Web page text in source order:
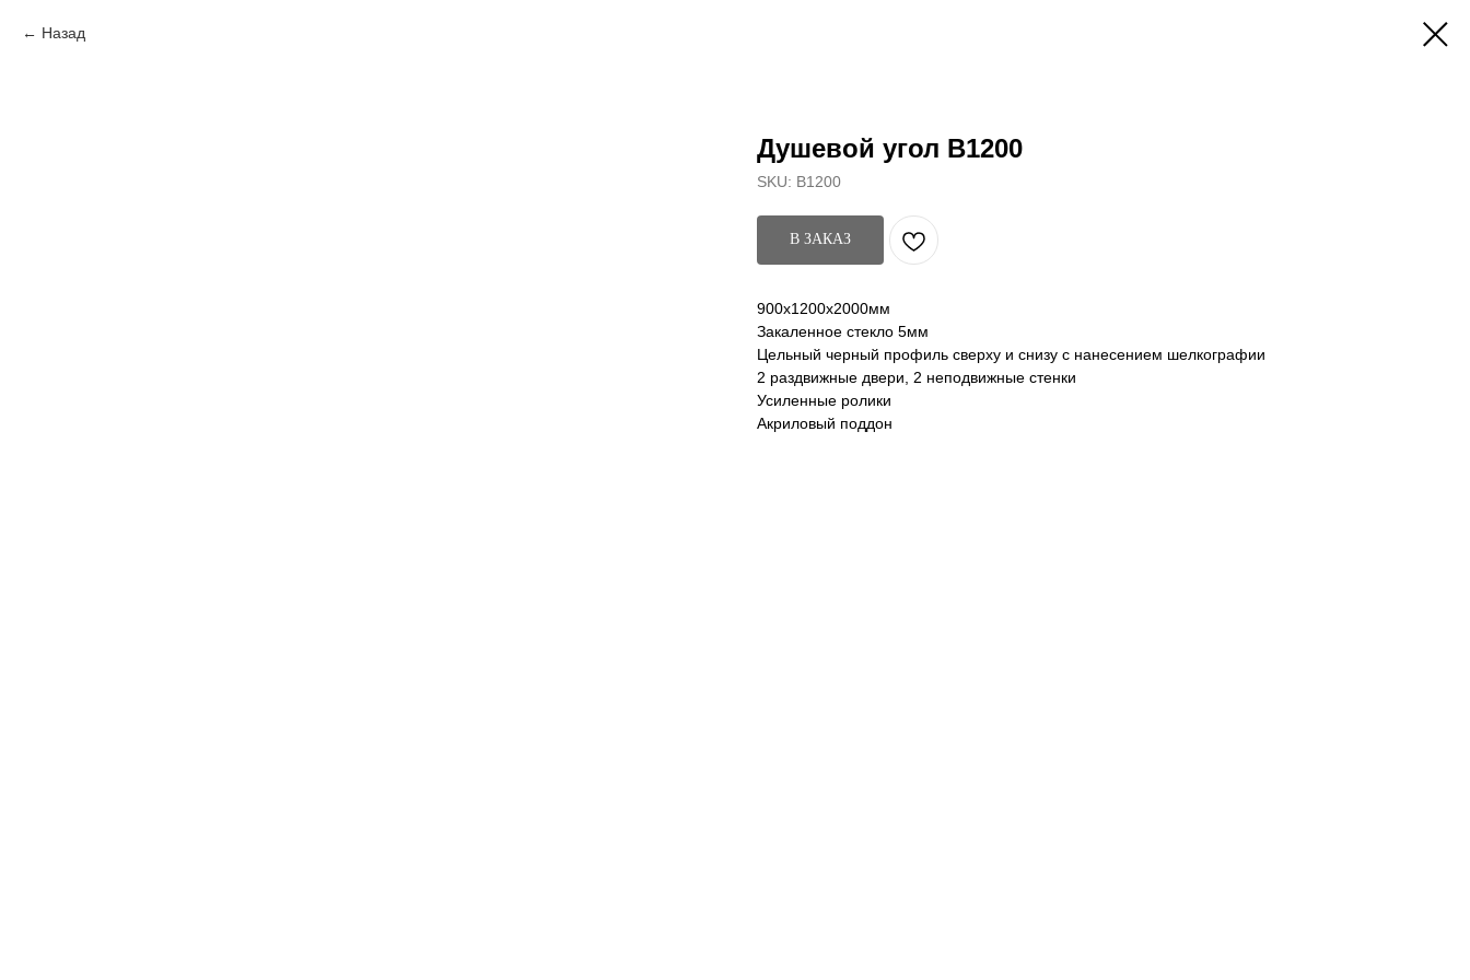
Назад
Душевой угол B1200
SKU: B1200
В ЗАКАЗ
900х1200х2000мм
Закаленное стекло 5мм
Цельный черный профиль сверху и снизу с нанесением шелкографии
2 раздвижные двери, 2 неподвижные стенки
Усиленные ролики
Акриловый поддон